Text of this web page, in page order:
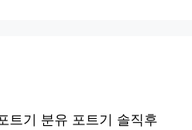
트기 분유 포트기 솔직후